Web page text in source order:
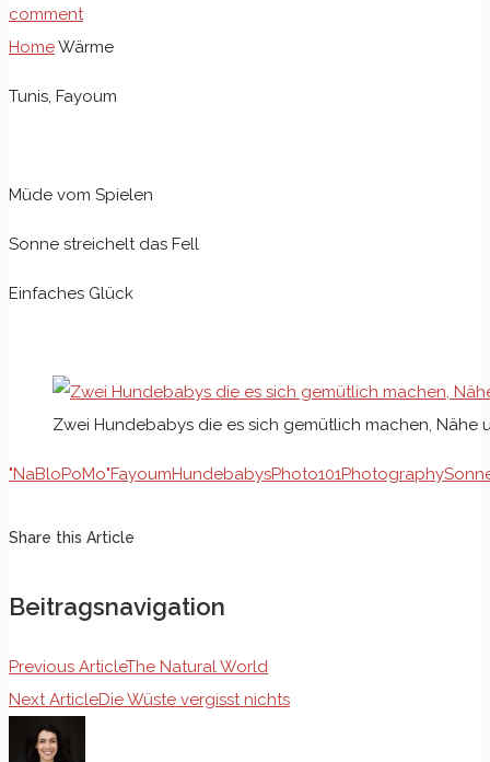
comment
HomeWärme
Tunis, Fayoum
Müde vom Spielen
Sonne streichelt das Fell
Einfaches Glück
Zwei Hundebabys die es sich gemütlich machen, Nähe
"NaBloPoMo"FayoumHundebabysPhoto101Photography
Share this Article
Beitragsnavigation
Previous ArticleThe Natural World
Next ArticleDie Wüste vergisst nichts